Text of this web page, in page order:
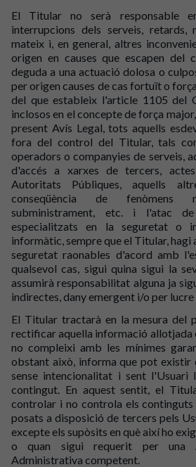
El Titular no serà responsable
interrupcions dels serveis, retards,
mateix i, en general, altres
origen en causes que escapen del
deguda a una actuació dolosa o
per origen causes de cas fortuït o
del que estableix l'article 1105 del
inclosos en el concepte de força
present Avís Legal, tots aquells
fora del control del Titular, tals
operadors o companyies de serveis,
d'accés a xarxes de tercers,
Autoritats Públiques, aquells
conseqüència de
subministrament, etc. i l'atac
especialitzats en la seguretat o
informàtic, sempre que el Titular, hagi
seguretat raonables d'acord amb
qualsevol cas, sigui quina sigui la
assumirà responsabilitat alguna ja
indirectes, dany emergent i/o per lucre
El Titular tractarà en la mesura del
rectificar aquella informació allotjada
no compleixi amb les mínimes
obstant això, informa que pot existir
sense intencionalitat i sent l'Usuari
contingut. En aquest sentit, el
controlar i no controla els continguts
posats a disposició de tercers pels
excepte els supòsits en què així ho
o quan sigui requerit per una
Administrativa competent.